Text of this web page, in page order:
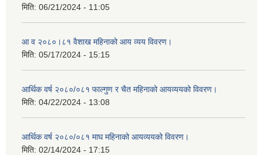
मिति: 06/21/2024 - 11:05
आ व २०८०।८१ वैशाख महिनाको आय व्यय विवरण।
मिति: 05/17/2024 - 15:15
आर्थिक वर्ष २०८०/०८१ फाल्गुण र चैत महिनाको आयव्ययको विवरण।
मिति: 04/22/2024 - 13:08
आर्थिक वर्ष २०८०/०८१ माघ महिनाको आयव्ययको विवरण।
मिति: 02/14/2024 - 17:15